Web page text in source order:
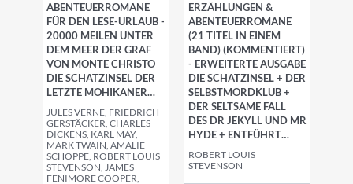
ABENTEUERROMANE
FÜR DEN LESE-URLAUB -
20000 MEILEN UNTER
DEM MEER DER GRAF
VON MONTE CHRISTO
DIE SCHATZINSEL DER
LETZTE MOHIKANER…
JULES VERNE, FRIEDRICH
GERSTÄCKER, CHARLES
DICKENS, KARL MAY,
MARK TWAIN, AMALIE
SCHOPPE, ROBERT LOUIS
STEVENSON, JAMES
FENIMORE COOPER,
ERZÄHLUNGEN &
ABENTEUERROMANE
(21 TITEL IN EINEM
BAND) (KOMMENTIERT)
- ERWEITERTE AUSGABE
DIE SCHATZINSEL + DER
SELBSTMORDKLUB +
DER SELTSAME FALL
DES DR JEKYLL UND MR
HYDE + ENTFÜHRT…
ROBERT LOUIS
STEVENSON